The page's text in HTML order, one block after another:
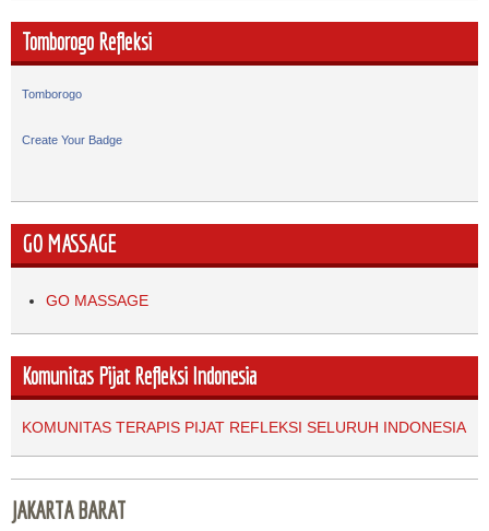
Tomborogo Refleksi
Tomborogo
Create Your Badge
GO MASSAGE
GO MASSAGE
Komunitas Pijat Refleksi Indonesia
KOMUNITAS TERAPIS PIJAT REFLEKSI SELURUH INDONESIA
JAKARTA BARAT